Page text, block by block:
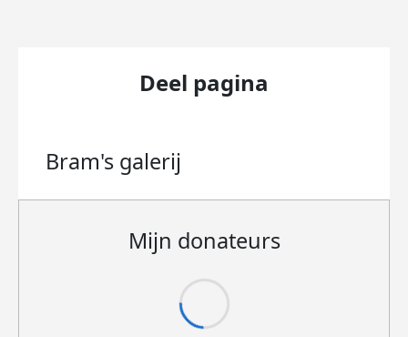
Deel pagina
Bram's galerij
Mijn donateurs